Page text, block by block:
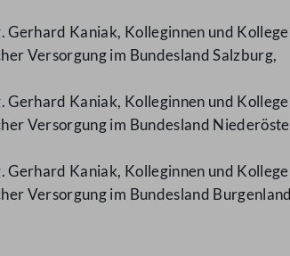
Kaniak, Kolleginnen und
Versorgung im Bundesland Salzburg,
Kaniak, Kolleginnen und
Versorgung im Bundesland
Kaniak, Kolleginnen und
Versorgung im Bundesland Burgenland